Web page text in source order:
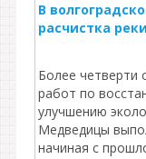
В
расчистка
Более четверти
работ по
улучшению
Медведицы
начиная с